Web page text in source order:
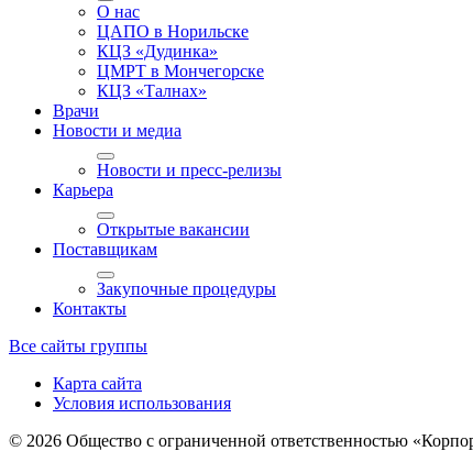
О нас
ЦАПО в Норильске
КЦЗ «Дудинка»
ЦМРТ в Мончегорске
КЦЗ «Талнах»
Врачи
Новости и медиа
Новости и пресс-релизы
Карьера
Открытые вакансии
Поставщикам
Закупочные процедуры
Контакты
Все сайты группы
Карта сайта
Условия использования
© 2026 Общество с ограниченной ответственностью